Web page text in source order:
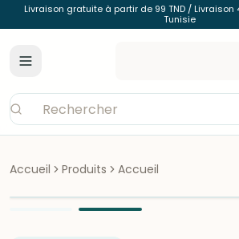
Livraison gratuite à partir de 99 TND / Livraison
Tunisie
Accueil Produits Accueil